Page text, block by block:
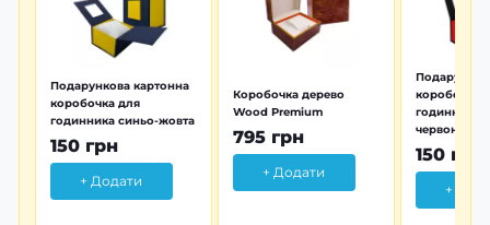
Подарункова картонна
коробочка для
годинника синьо-жовта
150 грн
+ Додати
Коробочка дерево
Wood Premium
795 грн
+ Додати
коробочка
годинника
червона
150 грн
+